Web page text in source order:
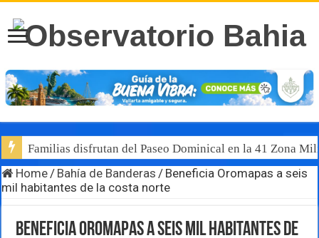
Familias disfrutan del Paseo Dominical en la 41 Zona
Home / Bahía de Banderas / Beneficia Oromapas a seis
mil habitantes de la costa norte
Beneficia Oromapas a seis mil habitantes de